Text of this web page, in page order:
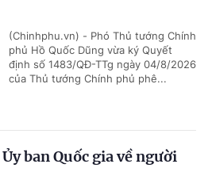
(Chinhphu.vn) - Phó Thủ tướng Chính
phủ Hồ Quốc Dũng vừa ký Quyết
định số 1483/QĐ-TTg ngày 04/8/2026
của Thủ tướng Chính phủ phê...
ban Quốc gia về người